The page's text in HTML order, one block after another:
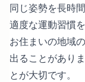
同じ姿勢を長時
適度な運動習慣
お住まいの地域
出ることがあり
とが大切です。